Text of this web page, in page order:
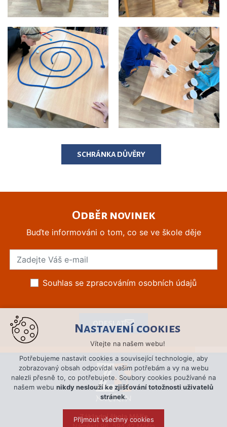
SCHRÁNKA DŮVĚRY
Odběr novinek
Buďte informováni o tom, co se ve škole děje
Souhlas se zpracováním osobních údajů
Základní škola Měřín
Nastavení cookies
Vítejte na našem webu!
Potřebujeme nastavit cookies a související technologie, aby
zobrazovaný obsah odpovídal vašim potřebám a vy na webu
nalezli přesně to, co potřebujete. Soubory cookies používané na
našem webu nikdy neslouží ke zjišťování totožnosti uživatelů
stránek.
Přijmout všechny cookies